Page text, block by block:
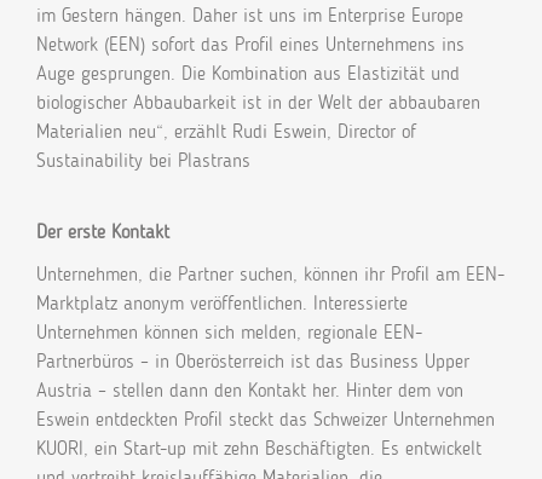
im Gestern hängen. Daher ist uns im Enterprise Europe
Network (EEN) sofort das Profil eines Unternehmens ins
Auge gesprungen. Die Kombination aus Elastizität und
biologischer Abbaubarkeit ist in der Welt der abbaubaren
Materialien neu“, erzählt Rudi Eswein, Director of
Sustainability bei Plastrans
Der erste Kontakt
Unternehmen, die Partner suchen, können ihr Profil am EEN-
Marktplatz anonym veröffentlichen. Interessierte
Unternehmen können sich melden, regionale EEN-
Partnerbüros – in Oberösterreich ist das Business Upper
Austria – stellen dann den Kontakt her. Hinter dem von
Eswein entdeckten Profil steckt das Schweizer Unternehmen
KUORI, ein Start-up mit zehn Beschäftigten. Es entwickelt